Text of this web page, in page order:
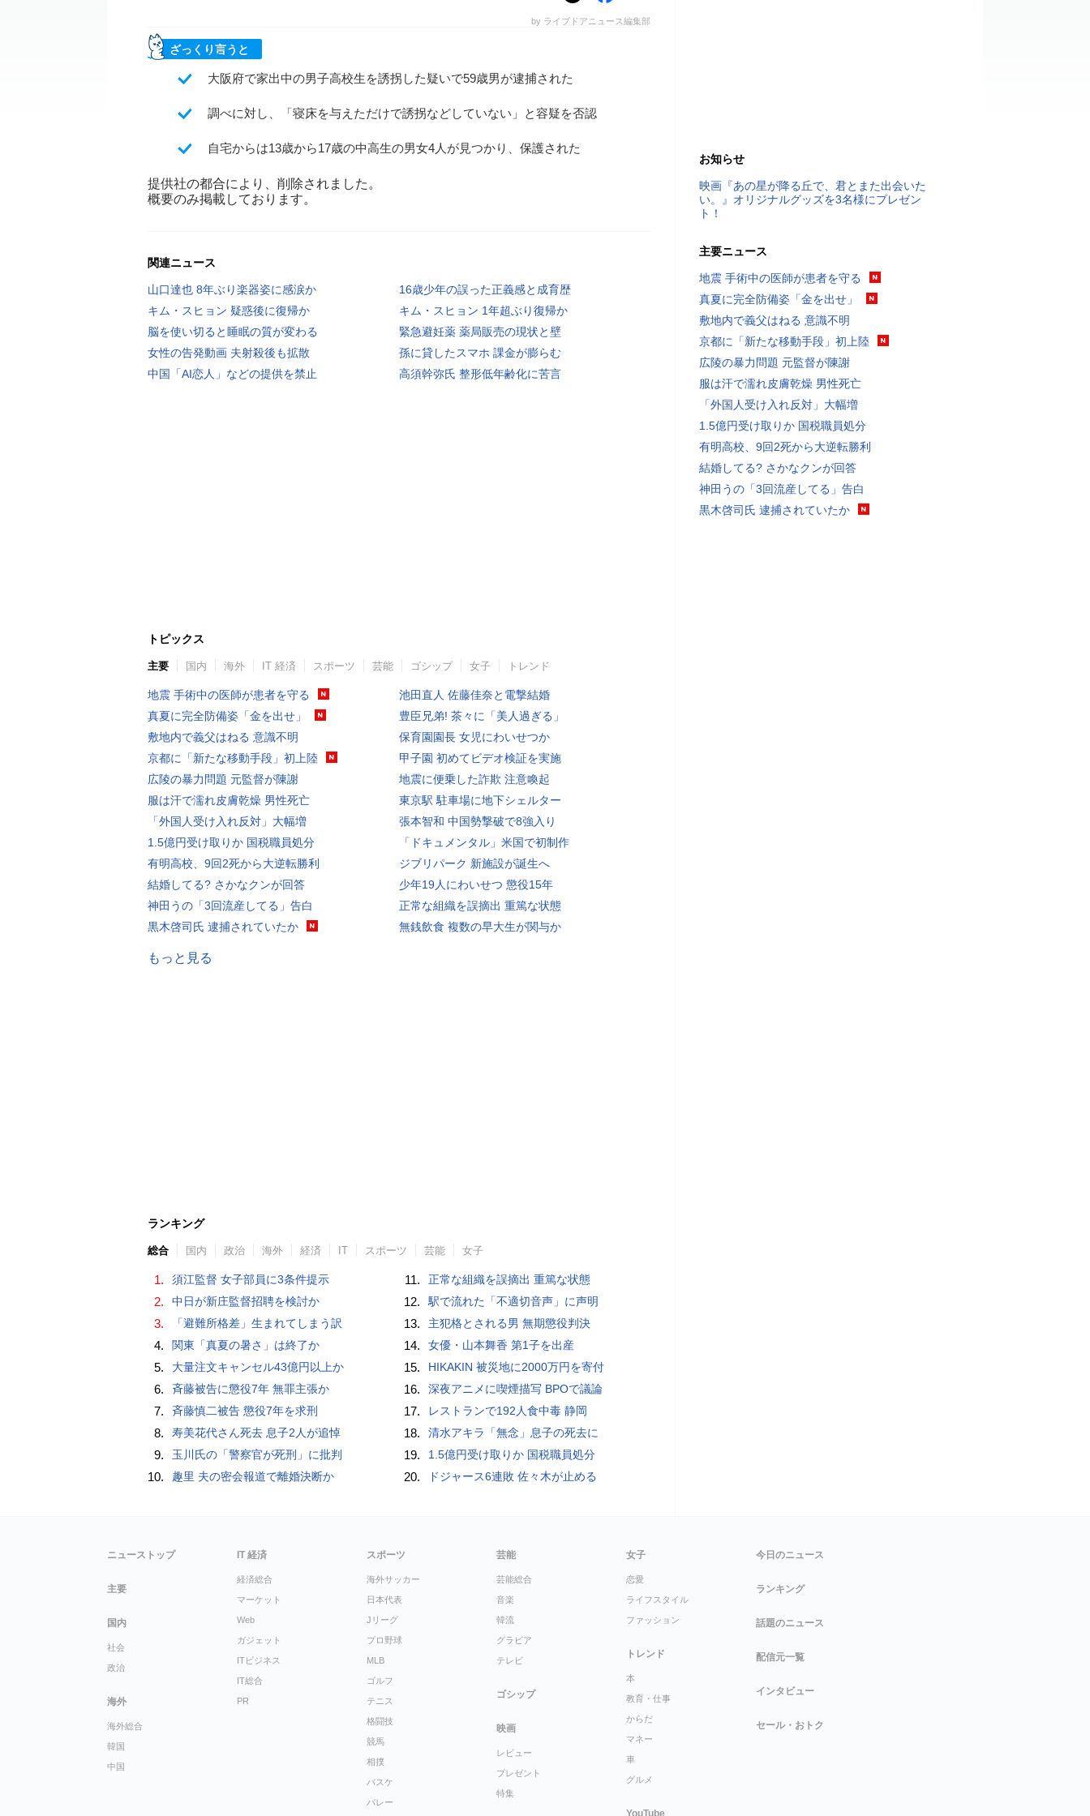
by ライブドアニュース編集部
ざっくり言うと
大阪府で家出中の男子高校生を誘拐した疑いで59歳男が逮捕された
調べに対し、「寝床を与えただけで誘拐などしていない」と容疑を否認
自宅からは13歳から17歳の中高生の男女4人が見つかり、保護された
提供社の都合により、削除されました。
概要のみ掲載しております。
関連ニュース
山口達也 8年ぶり楽器姿に感涙か
16歳少年の誤った正義感と成育歴
キム・スヒョン 疑惑後に復帰か
キム・スヒョン 1年超ぶり復帰か
脳を使い切ると睡眠の質が変わる
緊急避妊薬 薬局販売の現状と壁
女性の告発動画 夫射殺後も拡散
孫に貸したスマホ 課金が膨らむ
中国「AI恋人」などの提供を禁止
高須幹弥氏 整形低年齢化に苦言
トピックス
主要 国内 海外 IT 経済 スポーツ 芸能 ゴシップ 女子 トレンド
地震 手術中の医師が患者を守る
真夏に完全防備姿「金を出せ」
敷地内で義父はねる 意識不明
京都に「新たな移動手段」初上陸
広陵の暴力問題 元監督が陳謝
服は汗で濡れ皮膚乾燥 男性死亡
「外国人受け入れ反対」大幅増
1.5億円受け取りか 国税職員処分
有明高校、9回2死から大逆転勝利
結婚してる? さかなクンが回答
神田うの「3回流産してる」告白
黒木啓司氏 逮捕されていたか
池田直人 佐藤佳奈と電撃結婚
豊臣兄弟! 茶々に「美人過ぎる」
保育園園長 女児にわいせつか
甲子園 初めてビデオ検証を実施
地震に便乗した詐欺 注意喚起
東京駅 駐車場に地下シェルター
張本智和 中国勢撃破で8強入り
「ドキュメンタル」米国で初制作
ジブリパーク 新施設が誕生へ
少年19人にわいせつ 懲役15年
正常な組織を誤摘出 重篤な状態
無銭飲食 複数の早大生が関与か
もっと見る
ランキング
総合 国内 政治 海外 経済 IT スポーツ 芸能 女子
1. 須江監督 女子部員に3条件提示
2. 中日が新庄監督招聘を検討か
3. 「避難所格差」生まれてしまう訳
4. 関東「真夏の暑さ」は終了か
5. 大量注文キャンセル43億円以上か
6. 斉藤被告に懲役7年 無罪主張か
7. 斉藤慎二被告 懲役7年を求刑
8. 寿美花代さん死去 息子2人が追悼
9. 玉川氏の「警察官が死刑」に批判
10. 趣里 夫の密会報道で離婚決断か
11. 正常な組織を誤摘出 重篤な状態
12. 駅で流れた「不適切音声」に声明
13. 主犯格とされる男 無期懲役判決
14. 女優・山本舞香 第1子を出産
15. HIKAKIN 被災地に2000万円を寄付
16. 深夜アニメに喫煙描写 BPOで議論
17. レストランで192人食中毒 静岡
18. 清水アキラ「無念」息子の死去に
19. 1.5億円受け取りか 国税職員処分
20. ドジャース6連敗 佐々木が止める
お知らせ
映画『あの星が降る丘で、君とまた出会いた
い。』オリジナルグッズを3名様にプレゼン
ト！
主要ニュース
地震 手術中の医師が患者を守る
真夏に完全防備姿「金を出せ」
敷地内で義父はねる 意識不明
京都に「新たな移動手段」初上陸
広陵の暴力問題 元監督が陳謝
服は汗で濡れ皮膚乾燥 男性死亡
「外国人受け入れ反対」大幅増
1.5億円受け取りか 国税職員処分
有明高校、9回2死から大逆転勝利
結婚してる? さかなクンが回答
神田うの「3回流産してる」告白
黒木啓司氏 逮捕されていたか
ニューストップ
主要
国内
社会
政治
海外
海外総合
韓国
中国
IT 経済
経済総合
マーケット
Web
ガジェット
ITビジネス
IT総合
PR
スポーツ
海外サッカー
日本代表
Jリーグ
プロ野球
MLB
ゴルフ
テニス
格闘技
競馬
相撲
バスケ
バレー
芸能
芸能総合
音楽
韓流
グラビア
テレビ
ゴシップ
映画
レビュー
プレゼント
特集
女子
恋愛
ライフスタイル
ファッション
トレンド
本
教育・仕事
からだ
マネー
車
グルメ
YouTube
今日のニュース
ランキング
話題のニュース
配信元一覧
インタビュー
セール・おトク